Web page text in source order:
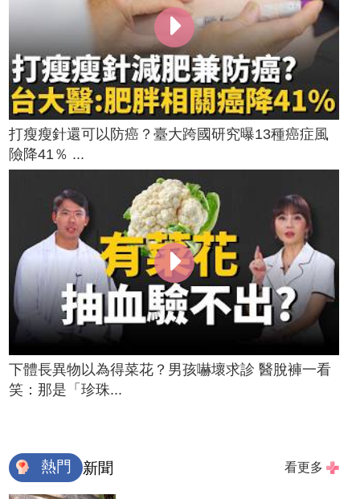
打瘦瘦針還可以防癌？臺大跨國研究曝13種癌症風
險降41％ ...
下體長異物以為得菜花？男孩嚇壞求診 醫脫褲一看
笑：那是「珍珠...
熱門 新聞 看更多